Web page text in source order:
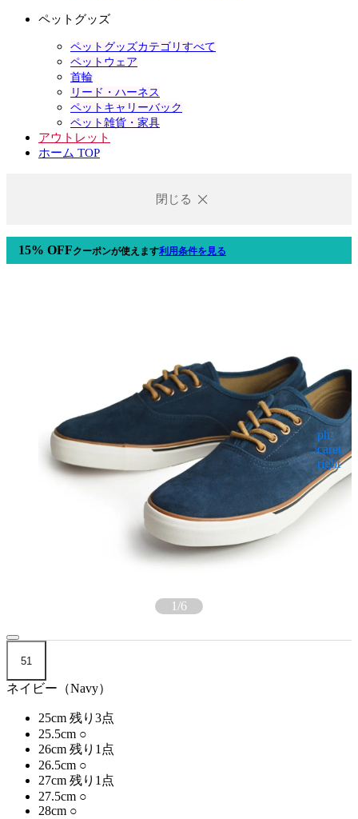
ペットグッズ
ペットグッズカテゴリすべて
ペットウェア
首輪
リード・ハーネス
ペットキャリーバック
ペット雑貨・家具
アウトレット
ホーム TOP
閉じる
15% OFFクーポンが使えます利用条件を見る
1/6
51
ネイビー（Navy）
25cm 残り3点
25.5cm ○
26cm 残り1点
26.5cm ○
27cm 残り1点
27.5cm ○
28cm ○